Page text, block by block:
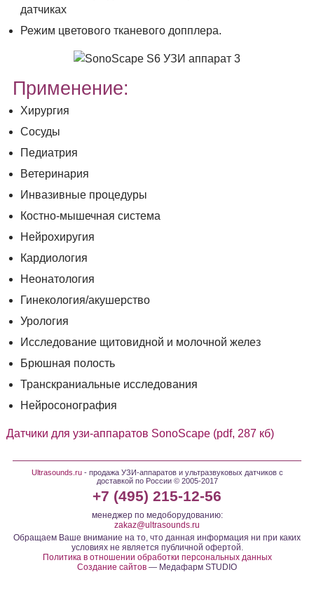
датчиках
Режим цветового тканевого допплера.
Применение:
Хирургия
Сосуды
Педиатрия
Ветеринария
Инвазивные процедуры
Костно-мышечная система
Нейрохиругия
Кардиология
Неонатология
Гинекология/акушерство
Урология
Исследование щитовидной и молочной желез
Брюшная полость
Транскраниальные исследования
Нейросонография
Датчики для узи-аппаратов SonoScape (pdf, 287 кб)
Ultrasounds.ru- продажа УЗИ-аппаратов и ультразвуковых датчиков с
доставкой по России © 2005-2017
+7 (495) 215-12-56
менеджер по медоборудованию:
zakaz@ultrasounds.ru
Обращаем Ваше внимание на то, что данная информация ни при каких
условиях не является публичной офертой.
Политика в отношении обработки персональных данных
Создание сайтов — Медафарм STUDIO